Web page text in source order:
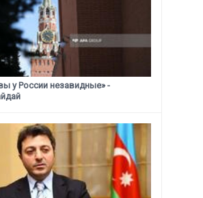
у России незавидные» -